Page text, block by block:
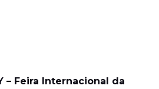
– Feira Internacional da